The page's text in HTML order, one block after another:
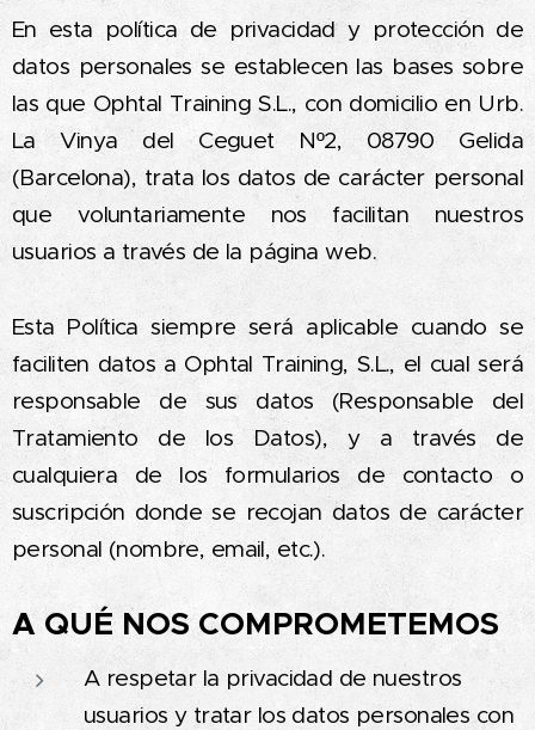
En esta política de privacidad y protección de
datos personales se establecen las bases sobre
las que Ophtal Training S.L., con domicilio en Urb.
La Vinya del Ceguet Nº2, 08790 Gelida
(Barcelona), trata los datos de carácter personal
que voluntariamente nos facilitan nuestros
usuarios a través de la página web.
Esta Política siempre será aplicable cuando se
faciliten datos a Ophtal Training, S.L., el cual será
responsable de sus datos (Responsable del
Tratamiento de los Datos), y a través de
cualquiera de los formularios de contacto o
suscripción donde se recojan datos de carácter
personal (nombre, email, etc.).
A QUÉ NOS COMPROMETEMOS
A respetar la privacidad de nuestros
usuarios y tratar los datos personales con